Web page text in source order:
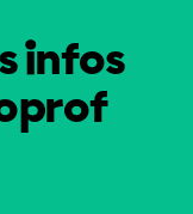
infos